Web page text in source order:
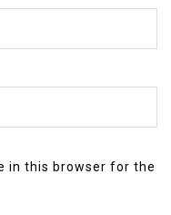
in this browser for the